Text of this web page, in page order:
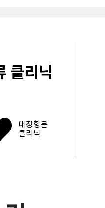
클리닉
대장항문
클리닉